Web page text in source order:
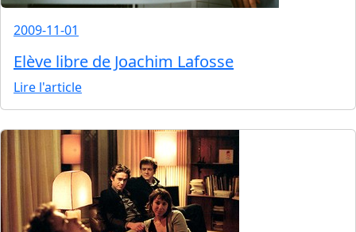
2009-11-01
Elève libre de Joachim Lafosse
Lire l'article